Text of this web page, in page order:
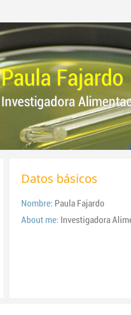
Paula Fajardo
Investigadora
Datos básicos
Nombre:
Paula Fajardo
About me: Investigadora